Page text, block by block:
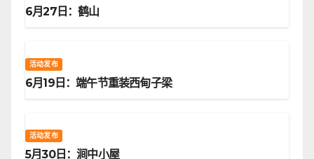
6月27日：鹤山
活动发布
6月19日：端午节重装西甸子梁
活动发布
5月30日：涧中小屋